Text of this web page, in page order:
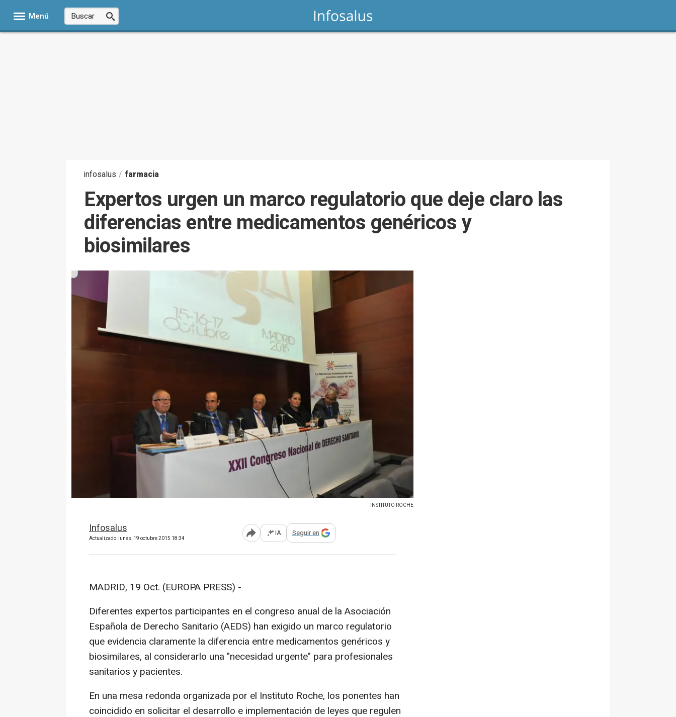
Menú
infosalus / farmacia
Expertos urgen un marco regulatorio que deje claro las
diferencias entre medicamentos genéricos y
biosimilares
INSTITUTO ROCHE
Infosalus
Actualizado: lunes, 19 octubre 2015 18:34 Abrir opciones para compartir
IA Seguir en
MADRID, 19 Oct. (EUROPA PRESS) -
Diferentes expertos participantes en el congreso anual de la Asociación
Española de Derecho Sanitario (AEDS) han exigido un marco regulatorio
que evidencia claramente la diferencia entre medicamentos genéricos y
biosimilares, al considerarlo una "necesidad urgente" para profesionales
sanitarios y pacientes.
En una mesa redonda organizada por el Instituto Roche, los ponentes han
coincidido en solicitar el desarrollo e implementación de leyes que regulen